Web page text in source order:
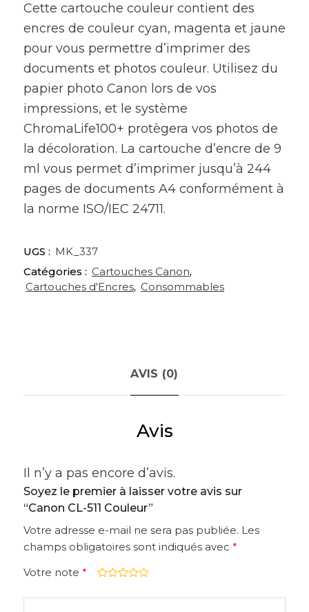
Cette cartouche couleur contient des
encres de couleur cyan, magenta et jaune
pour vous permettre d’imprimer des
documents et photos couleur. Utilisez du
papier photo Canon lors de vos
impressions, et le système
ChromaLife100+ protègera vos photos de
la décoloration. La cartouche d’encre de 9
ml vous permet d’imprimer jusqu’à 244
pages de documents A4 conformément à
la norme ISO/IEC 24711.
UGS : MK_337
Catégories : Cartouches Canon,
Cartouches d'Encres, Consommables
AVIS (0)
Avis
Il n’y a pas encore d’avis.
Soyez le premier à laisser votre avis sur
“Canon CL-511 Couleur”
Votre adresse e-mail ne sera pas publiée. Les
champs obligatoires sont indiqués avec *
Votre note *